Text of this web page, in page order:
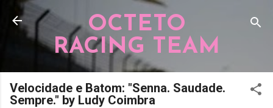
Pular para o conteúdo principal
OCTETO
RACING TEAM
Velocidade e Batom: "Senna. Saudade.
Sempre." by Ludy Coimbra